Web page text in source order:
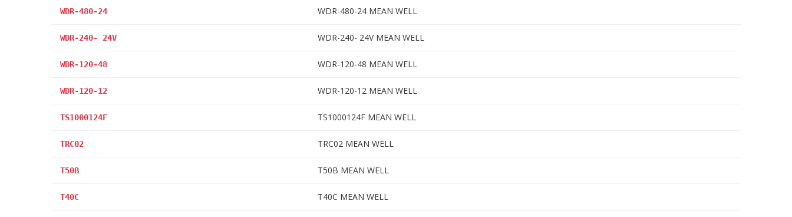
WDR-480-24 WDR-480-24 MEAN WELL
WDR-240- 24V WDR-240- 24V MEAN WELL
WDR-120-48 WDR-120-48 MEAN WELL
WDR-120-12 WDR-120-12 MEAN WELL
TS1000124F TS1000124F MEAN WELL
TRC02 TRC02 MEAN WELL
T50B T50B MEAN WELL
T40C T40C MEAN WELL